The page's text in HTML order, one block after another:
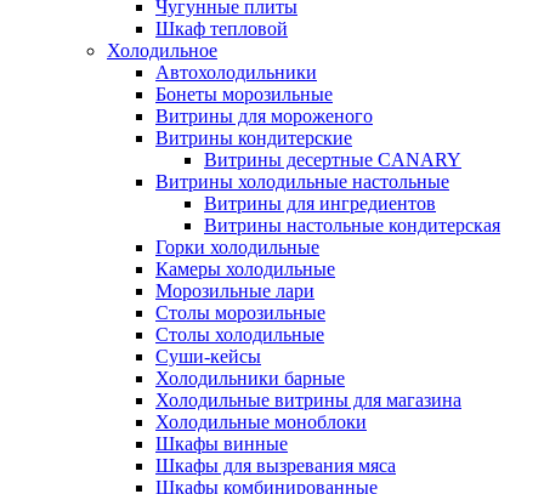
Чугунные плиты
Шкаф тепловой
Холодильное
Автохолодильники
Бонеты морозильные
Витрины для мороженого
Витрины кондитерские
Витрины десертные CANARY
Витрины холодильные настольные
Витрины для ингредиентов
Витрины настольные кондитерская
Горки холодильные
Камеры холодильные
Морозильные лари
Столы морозильные
Столы холодильные
Суши-кейсы
Холодильники барные
Холодильные витрины для магазина
Холодильные моноблоки
Шкафы винные
Шкафы для вызревания мяса
Шкафы комбинированные